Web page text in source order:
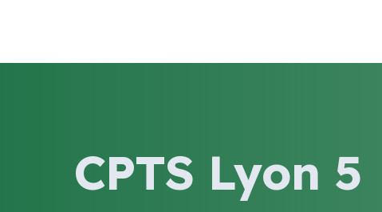
CPTS Lyon 5